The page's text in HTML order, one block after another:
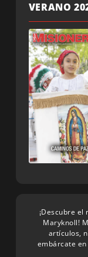
VERANO
¡Descubre
Maryknoll!
artículos,
embárcate